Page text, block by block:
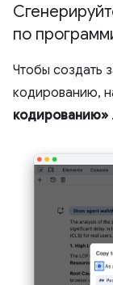
по
Чтобы создать
кодированию,
кодированию» .